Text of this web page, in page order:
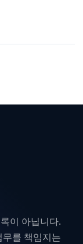
이 아닙니다.
를 책임지는